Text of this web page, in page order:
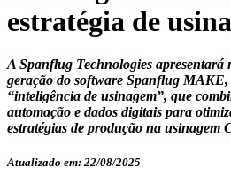
estratégia de
A Spanflug Technologies
geração do software Spanflug
“inteligência de usinagem”, que
automação e dados digitais para
estratégias de produção na usinagem
Atualizado em: 22/08/2025